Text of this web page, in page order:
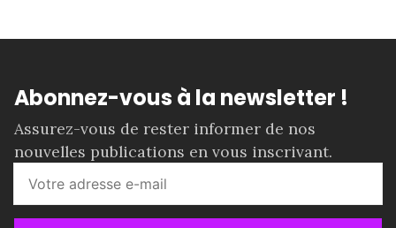
Abonnez-vous à la newsletter !
Assurez-vous de rester informer de nos
nouvelles publications en vous inscrivant.